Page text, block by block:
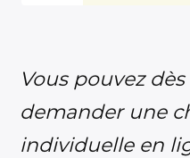
Vous pouvez
demander une
individuelle en